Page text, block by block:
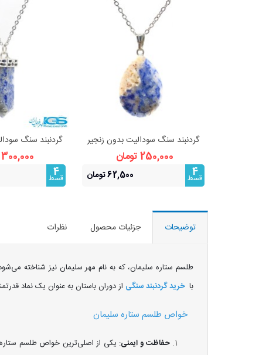
مشاهده بیشتر
گردنبند سنگ سودالیت بدون زنجیر
250,000 تومان
4
قسط 62,500 تومان
گردنبند سنگ
300,000 تومان
4
قسط
توضیحات جزئیات محصول نظرات
طلسم ستاره سلیمان، که به نام مهر سلیمان نیز شناخته
با خرید گردنبند سنگی از دوران باستان به عنوان یک نماد
خواص طلسم ستاره سلیمان
حفاظت و ایمنی: یکی از اصلی‌ترین خواص طلسم ستاره